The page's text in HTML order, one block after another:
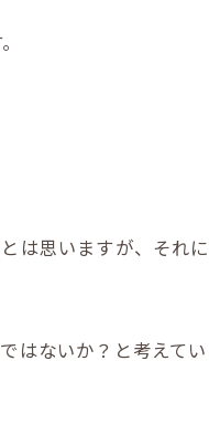
は思いますが、それ
ないか？と考えてい